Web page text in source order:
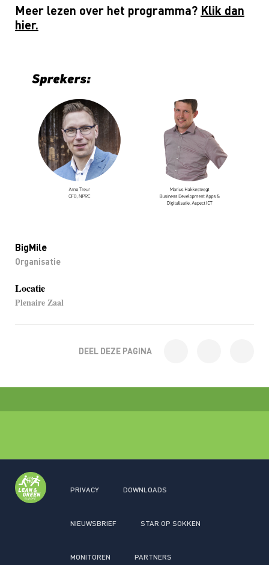
BigMile
Organisatie
Locatie
Plenaire Zaal
Meer lezen over het programma? Klik dan
hier.
DEEL DEZE PAGINA
PRIVACY DOWNLOADS
NIEUWSBRIEF STAR OP SOKKEN
MONITOREN PARTNERS